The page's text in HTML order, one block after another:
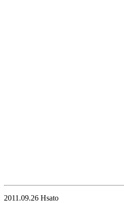
2011.09.26 Hsato